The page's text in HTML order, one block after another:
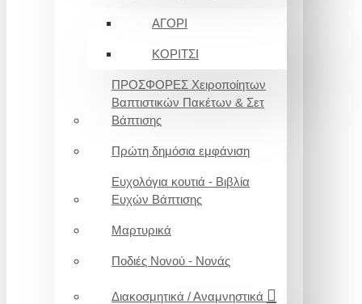
ΑΓΟΡΙ
ΚΟΡΙΤΣΙ
ΠΡΟΣΦΟΡΕΣ Χειροποίητων
Βαπτιστικών Πακέτων & Σετ
Βάπτισης
Πρώτη δημόσια εμφάνιση
Ευχολόγια κουτιά - Βιβλία
Ευχών Βάπτισης
Μαρτυρικά
Ποδιές Νονού - Νονάς
Διακοσμητικά / Αναμνηστικά